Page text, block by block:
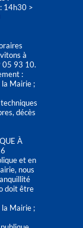
14h30 >
à
05 93 10.
:
la Mairie ;
décès
À
et en
nous
doit être
la Mairie ;